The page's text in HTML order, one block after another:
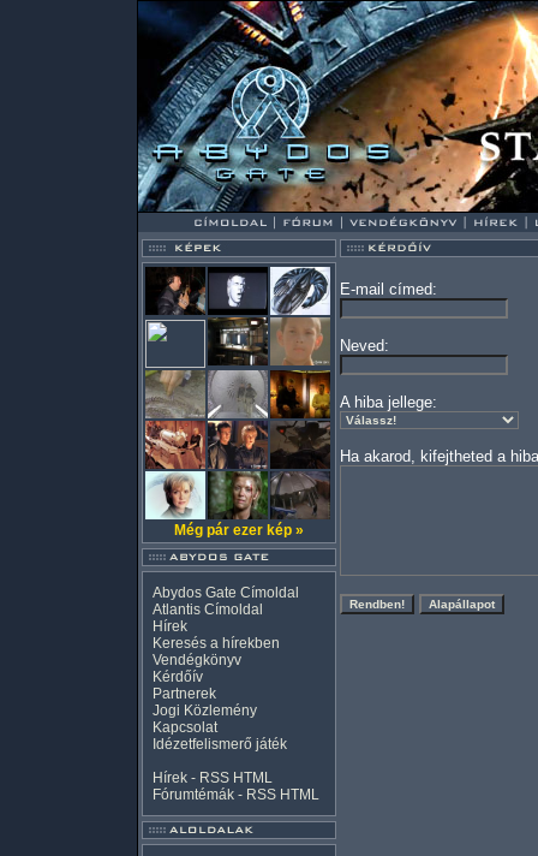
Még pár ezer kép »
Abydos Gate Címoldal
Atlantis Címoldal
Hírek
Keresés a hírekben
Vendégkönyv
Kérdőív
Partnerek
Jogi Közlemény
Kapcsolat
Idézetfelismerő játék
Hírek - RSS HTML
Fórumtémák - RSS HTML
E-mail címed:
Neved:
A hiba jellege:
Ha akarod, kifejtheted a